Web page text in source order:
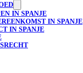
IN SPANJE
IN SPANJE
IN SPANJE